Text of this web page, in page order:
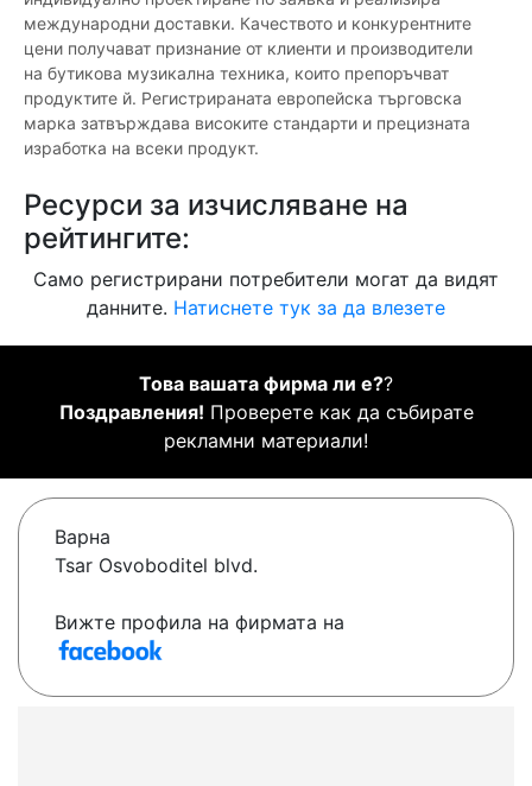
международни доставки. Качеството и конкурентните
цени получават признание от клиенти и производители
на бутикова музикална техника, които препоръчват
продуктите й. Регистрираната европейска търговска
марка затвърждава високите стандарти и прецизната
изработка на всеки продукт.
Ресурси за изчисляване на
рейтингите:
Само регистрирани потребители могат да видят
данните. Натиснете тук за да влезете
Това вашата фирма ли е??
Поздравления! Проверете как да събирате
рекламни материали!
Варна
Tsar Osvoboditel blvd.
Вижте профила на фирмата на